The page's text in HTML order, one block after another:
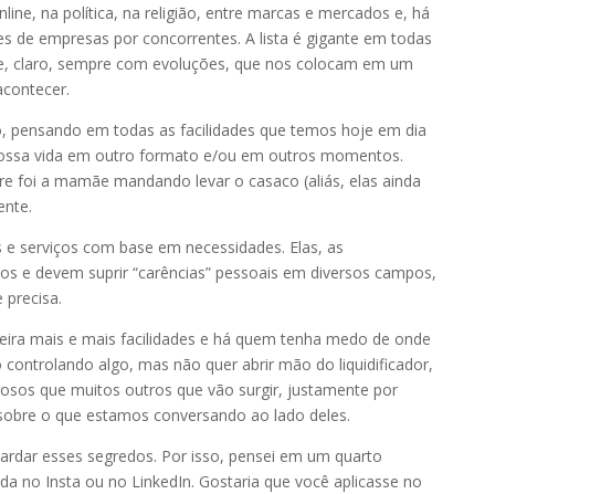
na política, na religião, entre marcas e mercados e, há
de empresas por concorrentes. A lista é gigante em todas
claro, sempre com evoluções, que nos colocam em um
pensando em todas as facilidades que temos hoje em dia
vida em outro formato e/ou em outros momentos.
a mamãe mandando levar o casaco (aliás, elas ainda
serviços com base em necessidades. Elas, as
e devem suprir “carências” pessoais em diversos campos,
mais e mais facilidades e há quem tenha medo de onde
algo, mas não quer abrir mão do liquidificador,
que muitos outros que vão surgir, justamente por
o que estamos conversando ao lado deles.
esses segredos. Por isso, pensei em um quarto
no Insta ou no LinkedIn. Gostaria que você aplicasse no